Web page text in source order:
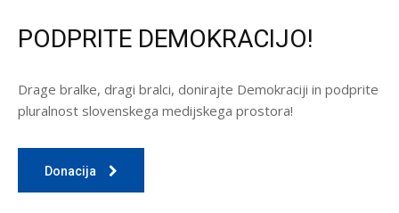
PODPRITE DEMOKRACIJO!
Drage bralke, dragi bralci, donirajte Demokraciji in podprite
pluralnost slovenskega medijskega prostora!
Donacija